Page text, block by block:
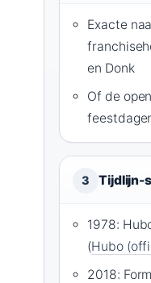
Exacte
en Donk
Of de
3 Tijdlijn-
1978:
(Hubo
2018: